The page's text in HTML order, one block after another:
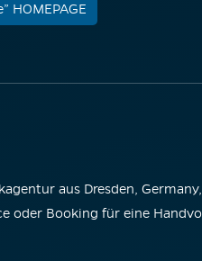
HOMEPAGE
aus Dresden,
oder Booking für eine